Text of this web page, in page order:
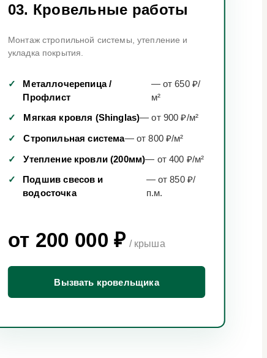
03. Кровельные работы
Монтаж стропильной системы, утепление и
укладка покрытия.
✓ Металлочерепица /
Профлист
— от 650 ₽/
м²
✓
Мягкая кровля (Shinglas)— от 900 ₽/м²
✓ Стропильная система— от 800 ₽/м²
✓ Утепление кровли (200мм)— от 400 ₽/м²
✓
Подшив свесов и
водосточка
— от 850 ₽/
п.м.
от 200 000 ₽ / крыша
Вызвать кровельщика